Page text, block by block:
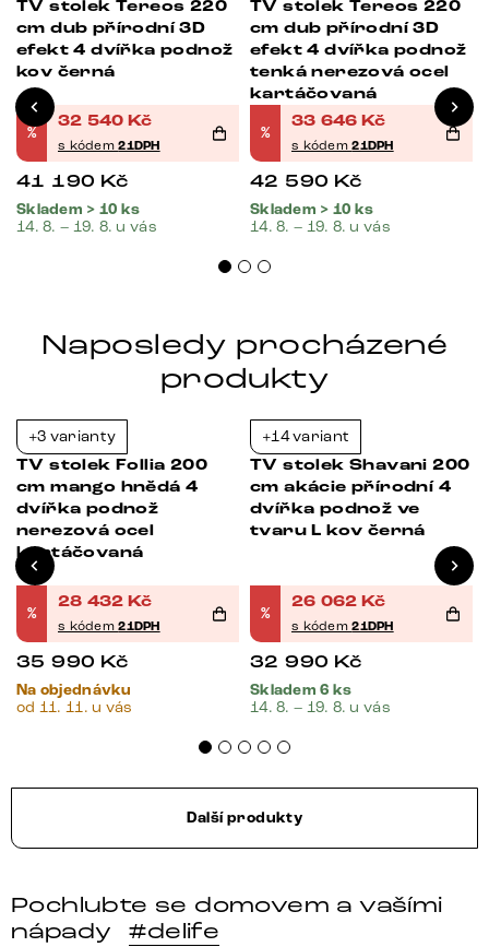
TV stolek Tereos 220
cm dub přírodní 3D
efekt 4 dvířka podnož
kov černá
%
32 540 Kč
s kódem21DPH
41 190 Kč
Skladem > 10 ks
14. 8. – 19. 8. u vás
TV stolek Tereos 220
cm dub přírodní 3D
efekt 4 dvířka podnož
tenká nerezová ocel
kartáčovaná
%
33 646 Kč
s kódem21DPH
42 590 Kč
Skladem > 10 ks
14. 8. – 19. 8. u vás
Naposledy procházené
produkty
+3 varianty
TV stolek Follia 200
cm mango hnědá 4
dvířka podnož
nerezová ocel
kartáčovaná
%
28 432 Kč
s kódem21DPH
35 990 Kč
Na objednávku
od 11. 11. u vás
+14 variant
TV stolek Shavani 200
cm akácie přírodní 4
dvířka podnož ve
tvaru L kov černá
%
26 062 Kč
s kódem21DPH
32 990 Kč
Skladem 6 ks
14. 8. – 19. 8. u vás
Další produkty
Pochlubte se domovem a vašími
nápady
#delife